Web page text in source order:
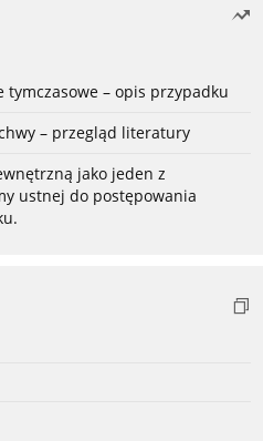
tymczasowe – opis przypadku
– przegląd literatury
jako jeden z
ustnej do postępowania